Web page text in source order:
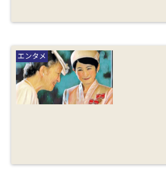
氷川きよしはゲイで彼
氏は俳優の松村雄基？
デート画像や平井堅と
の関係も調査！
エンタメ